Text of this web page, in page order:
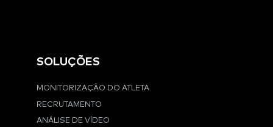
SOLUÇÕES
MONITORIZAÇÃO DO ATLETA
RECRUTAMENTO
ANÁLISE DE VÍDEO